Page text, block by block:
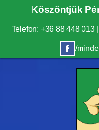
Köszöntjük
Telefon: +36 88 448 013
/